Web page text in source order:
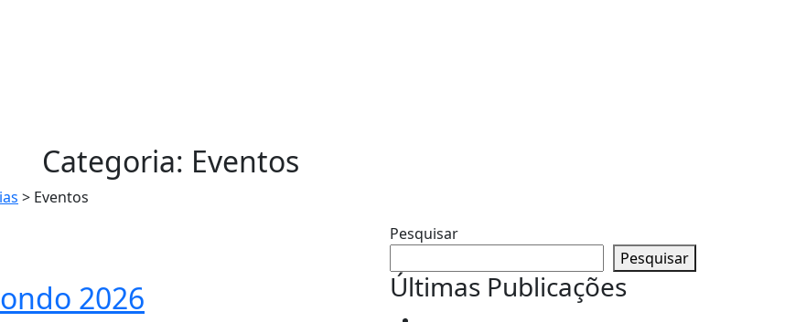
Categoria: Eventos
> Eventos
2026
Pesquisar
Pesquisar
Últimas Publicações